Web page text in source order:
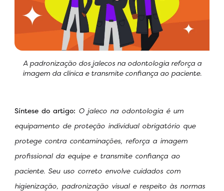
A padronização dos jalecos na odontologia reforça a
imagem da clínica e transmite confiança ao paciente.
Síntese do artigo: O jaleco na odontologia é um
equipamento de proteção individual obrigatório que
protege contra contaminações, reforça a imagem
profissional da equipe e transmite confiança ao
paciente. Seu uso correto envolve cuidados com
higienização, padronização visual e respeito às normas